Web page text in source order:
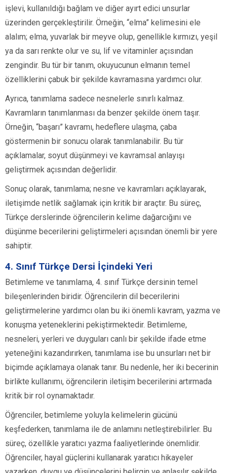
işlevi, kullanıldığı bağlam ve diğer ayırt edici unsurlar
üzerinden gerçekleştirilir. Örneğin, “elma” kelimesini ele
alalım; elma, yuvarlak bir meyve olup, genellikle kırmızı, yeşil
ya da sarı renkte olur ve su, lif ve vitaminler açısından
zengindir. Bu tür bir tanım, okuyucunun elmanın temel
özelliklerini çabuk bir şekilde kavramasına yardımcı olur.
Ayrıca, tanımlama sadece nesnelerle sınırlı kalmaz.
Kavramların tanımlanması da benzer şekilde önem taşır.
Örneğin, “başarı” kavramı, hedeflere ulaşma, çaba
göstermenin bir sonucu olarak tanımlanabilir. Bu tür
açıklamalar, soyut düşünmeyi ve kavramsal anlayışı
geliştirmek açısından değerlidir.
Sonuç olarak, tanımlama; nesne ve kavramları açıklayarak,
iletişimde netlik sağlamak için kritik bir araçtır. Bu süreç,
Türkçe derslerinde öğrencilerin kelime dağarcığını ve
düşünme becerilerini geliştirmeleri açısından önemli bir yere
sahiptir.
4. Sınıf Türkçe Dersi İçindeki Yeri
Betimleme ve tanımlama, 4. sınıf Türkçe dersinin temel
bileşenlerinden biridir. Öğrencilerin dil becerilerini
geliştirmelerine yardımcı olan bu iki önemli kavram, yazma ve
konuşma yeteneklerini pekiştirmektedir. Betimleme,
nesneleri, yerleri ve duyguları canlı bir şekilde ifade etme
yeteneğini kazandırırken, tanımlama ise bu unsurları net bir
biçimde açıklamaya olanak tanır. Bu nedenle, her iki becerinin
birlikte kullanımı, öğrencilerin iletişim becerilerini artırmada
kritik bir rol oynamaktadır.
Öğrenciler, betimleme yoluyla kelimelerin gücünü
keşfederken, tanımlama ile de anlamını netleştirebilirler. Bu
süreç, özellikle yaratıcı yazma faaliyetlerinde önemlidir.
Öğrenciler, hayal güçlerini kullanarak yaratıcı hikayeler